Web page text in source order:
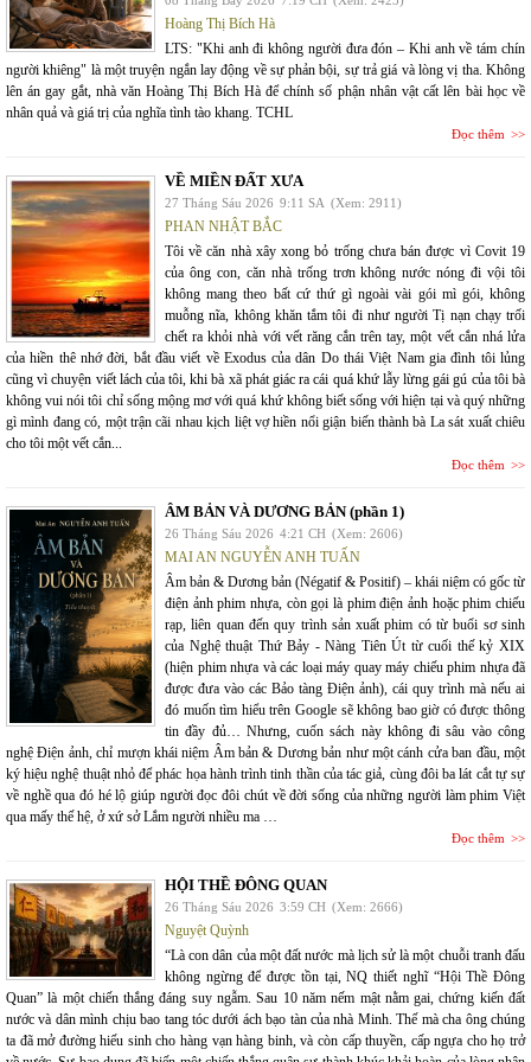
Hoàng Thị Bích Hà
LTS: "Khi anh đi không người đưa đón – Khi anh về tám chín
người khiêng" là một truyện ngắn lay động về sự phản bội, sự trả giá và lòng vị tha. Không
lên án gay gắt, nhà văn Hoàng Thị Bích Hà để chính số phận nhân vật cất lên bài học về
nhân quả và giá trị của nghĩa tình tào khang. TCHL
Đọc thêm
VỀ MIỀN ĐẤT XƯA
27 Tháng Sáu 2026 9:11 SA (Xem: 2911)
PHAN NHẬT BẮC
Tôi về căn nhà xây xong bỏ trống chưa bán được vì Covit 19
của ông con, căn nhà trống trơn không nước nóng đi vội tôi
không mang theo bất cứ thứ gì ngoài vài gói mì gói, không
muỗng nĩa, không khăn tắm tôi đi như người Tị nạn chạy trối
chết ra khỏi nhà với vết răng cắn trên tay, một vết cắn nhá lửa
của hiền thê nhớ đời, bắt đầu viết về Exodus của dân Do thái Việt Nam gia đình tôi lủng
cũng vì chuyện viết lách của tôi, khi bà xã phát giác ra cái quá khứ lẫy lừng gái gú của tôi bà
không vui nói tôi chỉ sống mộng mơ với quá khứ không biết sống với hiện tại và quý những
gì mình đang có, một trận cãi nhau kịch liệt vợ hiền nổi giận biến thành bà La sát xuất chiêu
cho tôi một vết cắn...
Đọc thêm
ÂM BẢN VÀ DƯƠNG BẢN (phần 1)
26 Tháng Sáu 2026 4:21 CH (Xem: 2606)
MAI AN NGUYỄN ANH TUẤN
Âm bản & Dương bản (Négatif & Positif) – khái niệm có gốc từ
điện ảnh phim nhựa, còn gọi là phim điện ảnh hoặc phim chiếu
rạp, liên quan đến quy trình sản xuất phim có từ buổi sơ sinh
của Nghệ thuật Thứ Bảy - Nàng Tiên Út từ cuối thế kỷ XIX
(hiện phim nhựa và các loại máy quay máy chiếu phim nhựa đã
được đưa vào các Bảo tàng Điện ảnh), cái quy trình mà nếu ai
đó muốn tìm hiểu trên Google sẽ không bao giờ có được thông
tin đầy đủ… Nhưng, cuốn sách này không đi sâu vào công
nghệ Điện ảnh, chỉ mượn khái niệm Âm bản & Dương bản như một cánh cửa ban đầu, một
ký hiệu nghệ thuật nhỏ để phác họa hành trình tinh thần của tác giả, cùng đôi ba lát cắt tự sự
về nghề qua đó hé lộ giúp người đọc đôi chút về đời sống của những người làm phim Việt
qua mấy thế hệ, ở xứ sở Lắm người nhiều ma …
Đọc thêm
HỘI THỀ ĐÔNG QUAN
26 Tháng Sáu 2026 3:59 CH (Xem: 2666)
Nguyệt Quỳnh
“Là con dân của một đất nước mà lịch sử là một chuỗi tranh đấu
không ngừng để được tồn tại, NQ thiết nghĩ “Hội Thề Đông
Quan” là một chiến thắng đáng suy ngẫm. Sau 10 năm nếm mật nằm gai, chứng kiến đất
nước và dân mình chịu bao tang tóc dưới ách bạo tàn của nhà Minh. Thế mà cha ông chúng
ta đã mở đường hiếu sinh cho hàng vạn hàng binh, và còn cấp thuyền, cấp ngựa cho họ trở